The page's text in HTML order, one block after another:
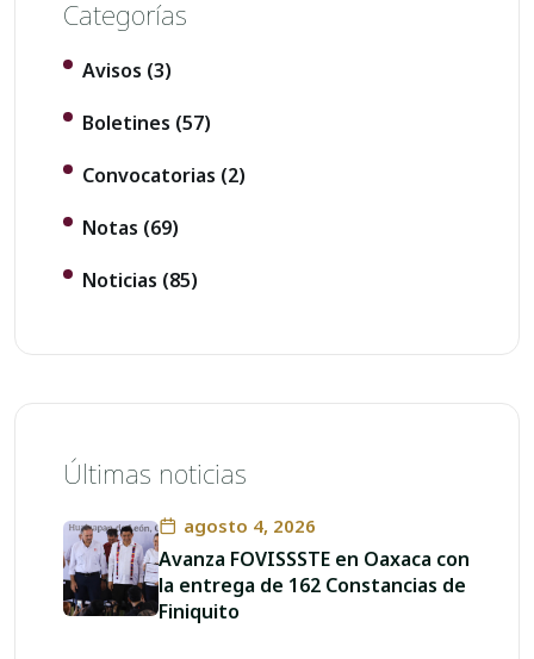
Categorías
Avisos (3)
Boletines (57)
Convocatorias (2)
Notas (69)
Noticias (85)
Últimas noticias
agosto 4, 2026
Avanza FOVISSSTE en Oaxaca con
la entrega de 162 Constancias de
Finiquito